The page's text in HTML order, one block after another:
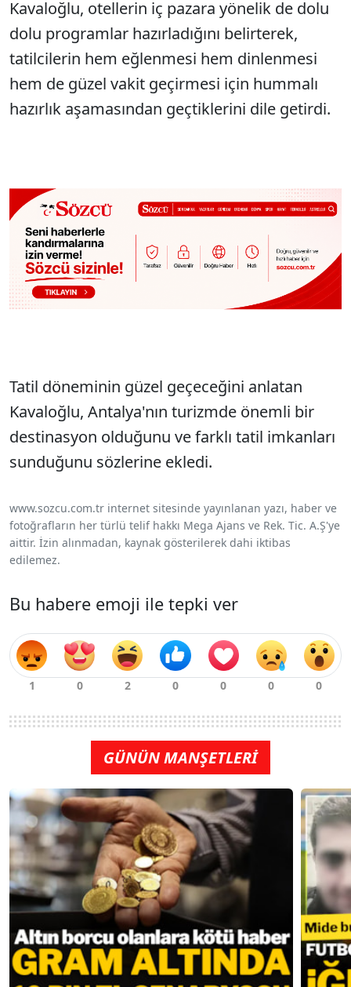
Kavaloğlu, otellerin iç pazara yönelik de dolu
dolu programlar hazırladığını belirterek,
tatilcilerin hem eğlenmesi hem dinlenmesi
hem de güzel vakit geçirmesi için hummalı
hazırlık aşamasından geçtiklerini dile getirdi.
Tatil döneminin güzel geçeceğini anlatan
Kavaloğlu, Antalya'nın turizmde önemli bir
destinasyon olduğunu ve farklı tatil imkanları
sunduğunu sözlerine ekledi.
www.sozcu.com.tr internet sitesinde yayınlanan yazı, haber ve
fotoğrafların her türlü telif hakkı Mega Ajans ve Rek. Tic. A.Ş'ye
aittir. İzin alınmadan, kaynak gösterilerek dahi iktibas
edilemez.
Bu habere emoji ile tepki ver
GÜNÜN MANŞETLERİ